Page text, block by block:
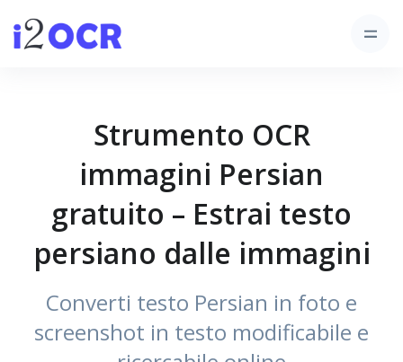
Strumento OCR
immagini Persian
gratuito – Estrai testo
persiano dalle immagini
Converti testo Persian in foto e
screenshot in testo modificabile e